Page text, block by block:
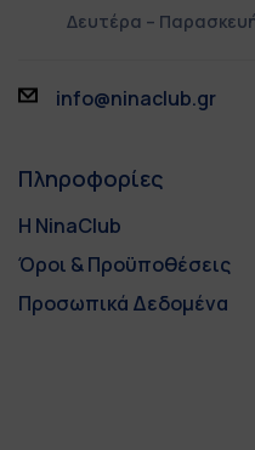
Δευτέρα –
info@ninaclub.gr
Πληροφορίες
Η NinaClub
Όροι & Προϋποθέσεις
Προσωπικά Δεδομένα